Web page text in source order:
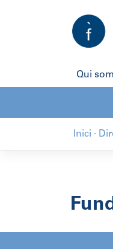
Qui som
Inici ·